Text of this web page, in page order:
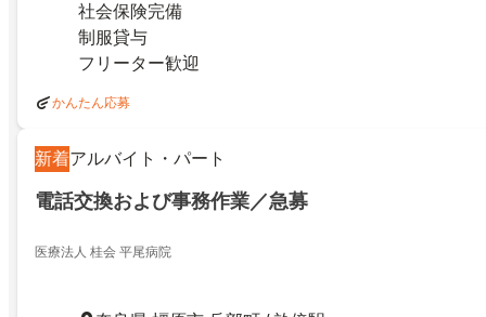
社会保険完備
制服貸与
フリーター歓迎
かんたん応募
新着アルバイト・パート
電話交換および事務作業／急募
医療法人 桂会 平尾病院